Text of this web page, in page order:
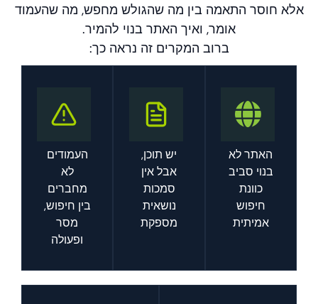
אלא חוסר התאמה בין מה שהגולש מחפש, מה שהעמוד
אומר, ואיך האתר בנוי להמיר.
ברוב המקרים זה נראה כך:
האתר לא
בנוי סביב
כוונת
חיפוש
אמיתית
יש תוכן,
אבל אין
סמכות
נושאית
מספקת
העמודים
לא
מחברים
בין חיפוש,
מסר
ופעולה